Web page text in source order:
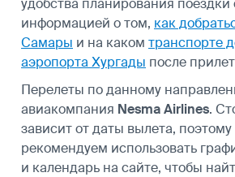
информацией о том, как
Самары и на каком транспорте
аэропорта Хургады после
Перелеты по данному
авиакомпания Nesma Airlines.
зависит от даты вылета,
рекомендуем использовать
и календарь на сайте, чтобы